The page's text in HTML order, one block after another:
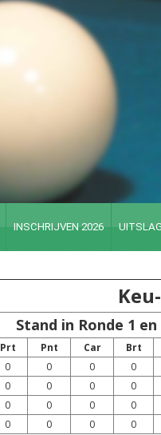
INSCHRIJVEN 2026
Stand in Ronde 1
Prt Pnt Car Brt
0 0 0 0
0 0 0 0
0 0 0 0
0 0 0 0